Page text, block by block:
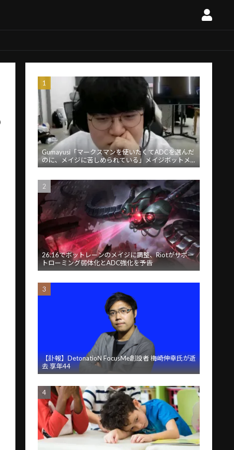
Gumayusi「マークスマンを使いたくてADCを選んだ
のに、メイジに苦しめられている」メイジボットメ
タに苦言
26.16でボットレーンのメイジに調整、Riotがサポー
トローミング弱体化とADC強化を予告
【訃報】DetonatioN FocusMe創設者 梅崎伸幸氏が逝
去 享年44